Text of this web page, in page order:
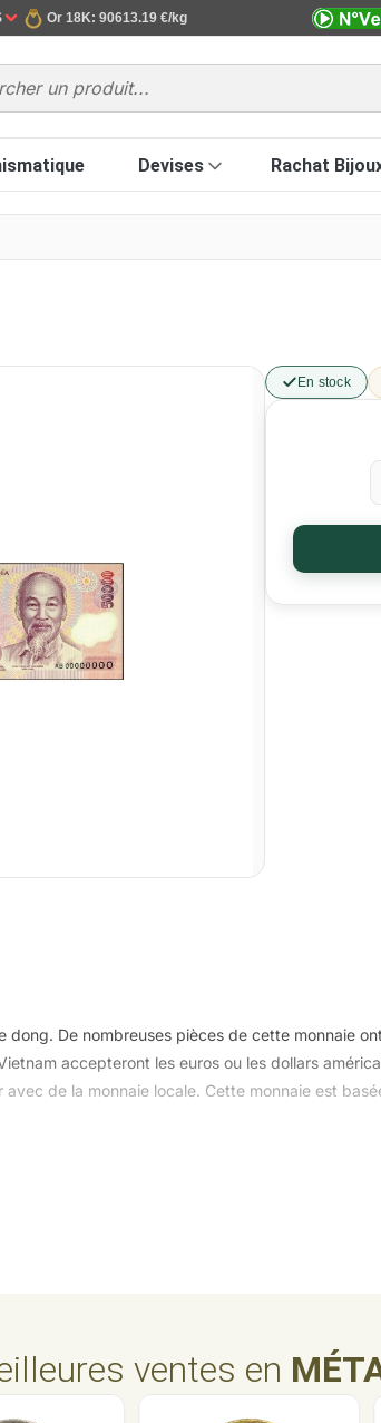
Or 18K: 90613.19 €/kg
Devises Rachat
En stock
dong. De nombreuses pièces de cette monnaie
accepteront les euros ou les dollars
de la monnaie locale. Cette monnaie est
ventes en